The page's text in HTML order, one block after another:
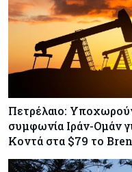
Πετρέλαιο:
συμφωνία Ιράν-Ομάν
Κοντά στα $79 το